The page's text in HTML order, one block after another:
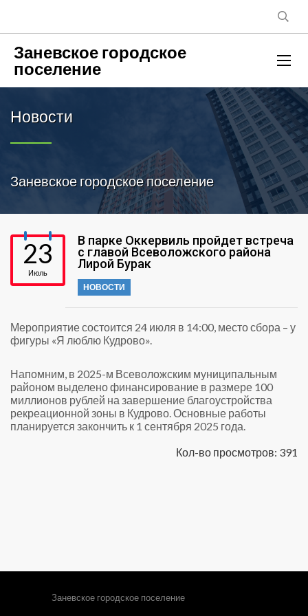
Заневское городское
поселение
Новости
Заневское городское поселение
23
Июль
В парке Оккервиль пройдет встреча
с главой Всеволожского района
Лирой Бурак
НОВОСТИ
Мероприятие состоится 24 июля в 14:00, место сбора – у
фигуры «Я люблю Кудрово».
Напомним, в 2025-м Всеволожским муниципальным
районом выделено финансирование в размере 100
миллионов рублей на завершение благоустройства
рекреационной зоны в Кудрово. Основные работы
планируется закончить к 1 сентября 2025 года.
Кол-во просмотров: 391
Заневское городское поселение